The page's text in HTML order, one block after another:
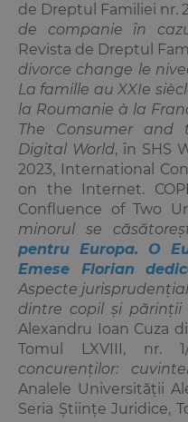
de Dreptul Familiei nr.
de companie în
Revista de Dreptul
divorce change le
La famille au XXIe
la Roumanie à la
The Consumer
Digital World, în SHS
2023, International
on the Internet.
Confluence of Two
minorul se
pentru Europa. O
Emese Florian
Aspecte
dintre copil și părinții
Alexandru Ioan Cuza
Tomul LXVIII, nr.
concurenților:
Analele Universității
Seria Științe Juridice,